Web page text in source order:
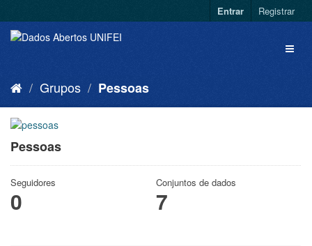
Entrar Registrar
Grupos Pessoas
Pessoas
Seguidores
0
Conjuntos de dados
7